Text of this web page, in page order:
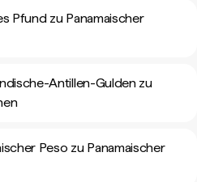
Pfund zu Panamaischer
Antillen-Gulden zu
Peso zu Panamaischer